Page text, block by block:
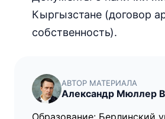
Кыргызстане (договор
собственность).
АВТОР МАТЕРИАЛА
Александр Мюллер
Образование: Берлинский